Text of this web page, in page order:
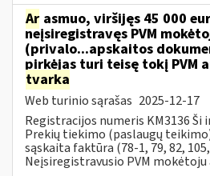
Ar asmuo, viršijęs 45 000
neįsiregistravęs PVM
(privalo...apskaitos
pirkėjas turi teisę tokį PVM
tvarka
Web turinio sąrašas 2025-12-17
Registracijos numeris KM3136
Prekių tiekimo (paslaugų
sąskaita faktūra (78-1, 79, 82,
Neįsiregistravusio PVM mokėtoju